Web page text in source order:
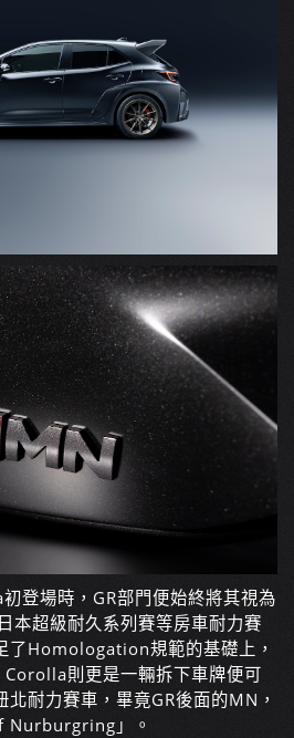
登場時，GR部門便始終將其視為
本超級耐久系列賽等房車耐力賽
了Homologation規範的基礎上，
Corolla則更是一輛拆下車牌便可
耐力賽車，畢竟GR後面的MN，
Nurburgring」。